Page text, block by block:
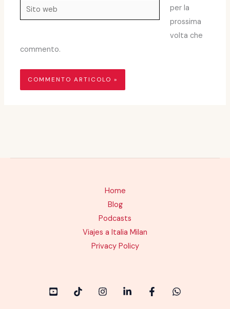
Sito
web
per la
prossima
volta che
commento.
Home
Blog
Podcasts
Viajes a Italia Milan
Privacy Policy